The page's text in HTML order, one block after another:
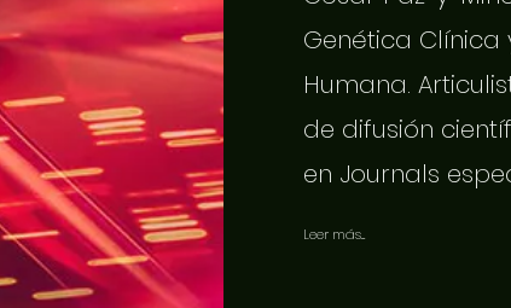
Genética
Humana.
de difusión
en Journals
Leer más...